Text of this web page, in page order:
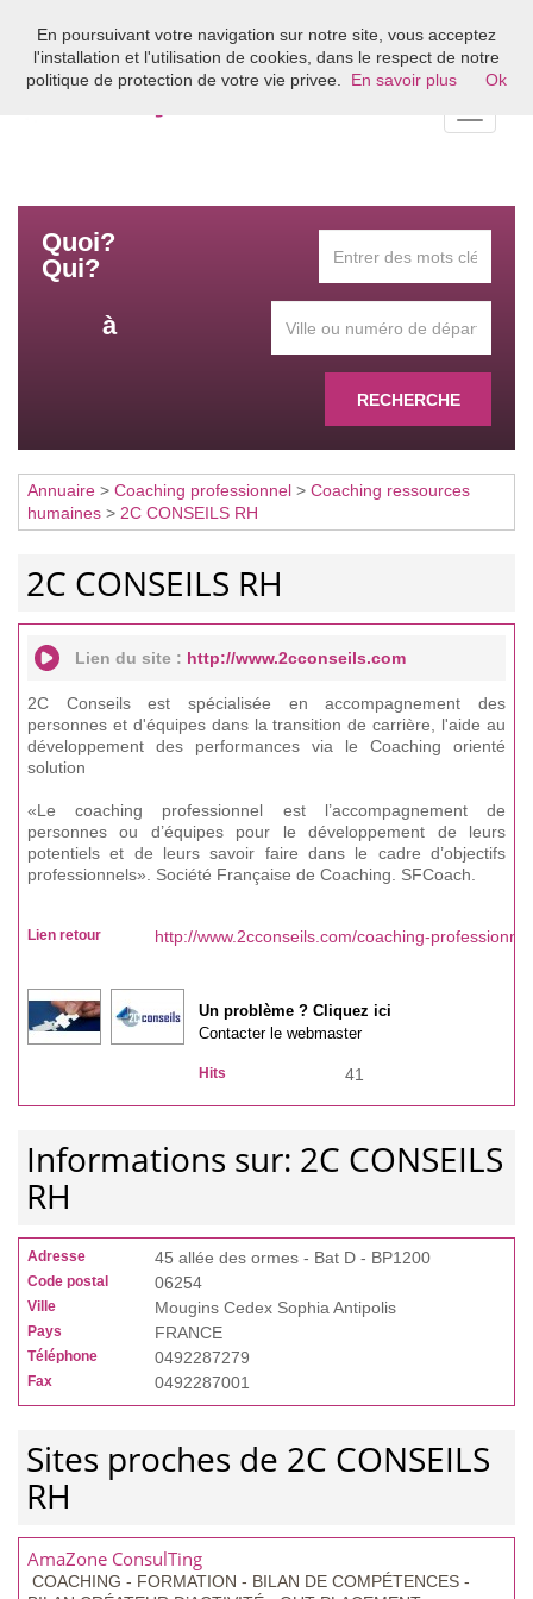
Bienvenue sur l'annuaire du coaching en France
Quoi?
Qui?
à
RECHERCHE
Annuaire > Coaching professionnel > Coaching ressources
humaines > 2C CONSEILS RH
2C CONSEILS RH
Lien du site : http://www.2cconseils.com
2C Conseils est spécialisée en accompagnement des
personnes et d'équipes dans la transition de carrière, l'aide au
développement des performances via le Coaching orienté
solution
«Le coaching professionnel est l’accompagnement de
personnes ou d’équipes pour le développement de leurs
potentiels et de leurs savoir faire dans le cadre d’objectifs
professionnels». Société Française de Coaching. SFCoach.
Lien retour http://www.2cconseils.com/coaching-
Un problème ? Cliquez ici
Contacter le webmaster
Hits 41
Informations sur: 2C CONSEILS
RH
Adresse 45 allée des ormes - Bat D - BP1200
Code postal 06254
Ville Mougins Cedex Sophia Antipolis
Pays FRANCE
Téléphone 0492287279
Fax 0492287001
Sites proches de 2C CONSEILS
RH
AmaZone ConsulTing
COACHING - FORMATION - BILAN DE COMPÉTENCES -
En poursuivant votre navigation sur notre site, vous acceptez
l'installation et l'utilisation de cookies, dans le respect de notre
politique de protection de votre vie privee.
En savoir plus Ok